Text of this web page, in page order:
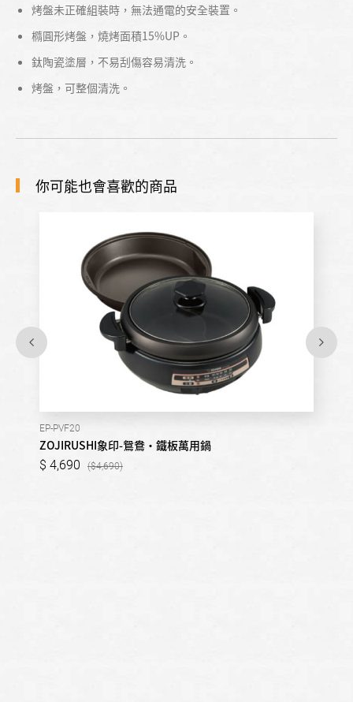
烤盤未正確組裝時，無法通電的安全裝置。
橢圓形烤盤，燒烤面積15%UP。
鈦陶瓷塗層，不易刮傷容易清洗。
烤盤，可整個清洗。
你可能也會喜歡的商品
EP-PVF20
ZOJIRUSHI象印-鴛鴦‧鐵板萬用鍋
4,690 4,690